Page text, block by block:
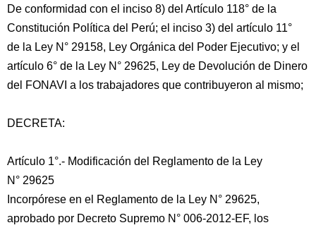
De conformidad con el inciso 8) del Artículo 118° de la
Constitución Política del Perú; el inciso 3) del artículo 11°
de la Ley N° 29158, Ley Orgánica del Poder Ejecutivo; y el
artículo 6° de la Ley N° 29625, Ley de Devolución de Dinero
del FONAVI a los trabajadores que contribuyeron al mismo;
DECRETA:
Artículo 1°.- Modificación del Reglamento de la Ley
N° 29625
Incorpórese en el Reglamento de la Ley N° 29625,
aprobado por Decreto Supremo N° 006-2012-EF, los